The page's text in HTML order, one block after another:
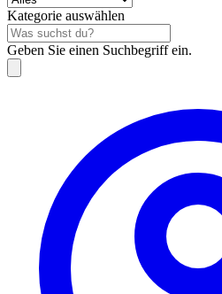
Kategorie auswählen
Geben Sie einen Suchbegriff ein.